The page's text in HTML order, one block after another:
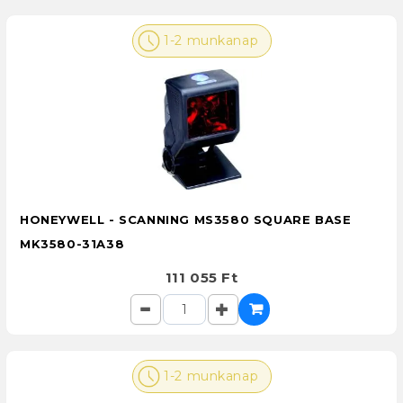
1-2 munkanap
HONEYWELL - SCANNING MS3580 SQUARE BASE
MK3580-31A38
111 055 Ft
1-2 munkanap